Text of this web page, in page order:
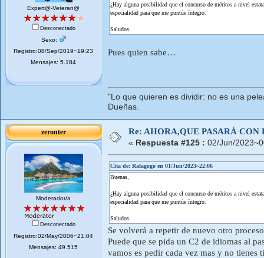
Expert@-Veteran@
Desconectado
Sexo:
Registro:08/Sep/2019~19:23
Mensajes: 5.184
¿Hay alguna posibilidad que el concurso de méritos a nivel
especialidad para que me puntúe íntegro.
Saludos.
Pues quien sabe…
"Lo que quieren es dividir: no es una
Dueñas.
zeronter
Moderador/a
Desconectado
Registro:02/May/2006~21:04
Mensajes: 49.515
Re: AHORA,QUE PASARÁ
« Respuesta #125 : 02/Jun/
Cita de: Rafagogo en 01/Jun/2023~22:06
Buenas,
¿Hay alguna posibilidad que el concurso de méritos a nivel
especialidad para que me puntúe íntegro.
Saludos.
Se volverá a repetir de nuevo otro
Puede que se pida un C2 de idiomas al
vamos es pedir cada vez mas y no